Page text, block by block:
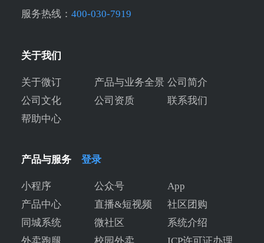
服务热线： 400-030-7919
关于我们
关于微订 产品与业务全景 公司简介
公司文化
公司资质
联系我们
帮助中心
产品与服务 登录
小程序 公众号
App
产品中心
直播&短视频
社区团购
同城系统
微社区
系统介绍